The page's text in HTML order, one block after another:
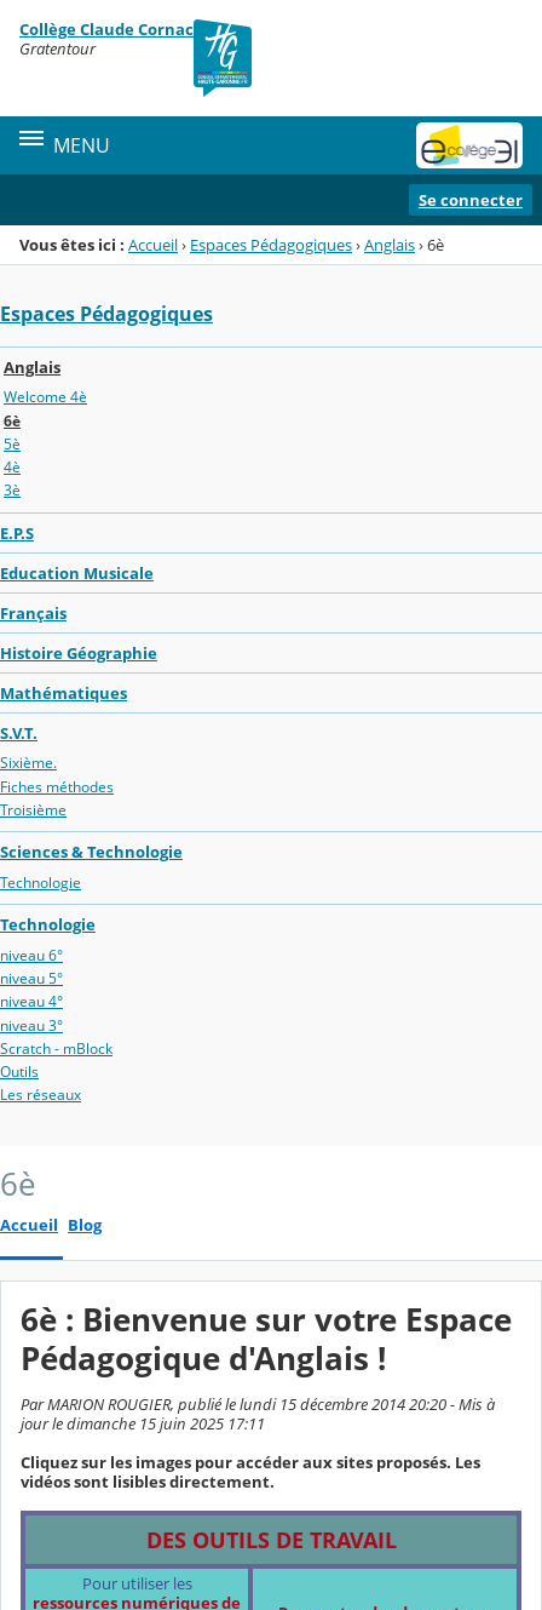
Menu de la rubrique
Contenu
Collège Claude Cornac
Gratentour
MENU
Se connecter
Vous êtes ici : Accueil› Espaces Pédagogiques›Anglais›6è
Espaces Pédagogiques
Anglais
Welcome 4è
6è
5è
4è
3è
E.P.S
Education Musicale
Français
Histoire Géographie
Mathématiques
S.V.T.
Sixième.
Fiches méthodes
Troisième
Sciences & Technologie
Technologie
Technologie
niveau 6°
niveau 5°
niveau 4°
niveau 3°
Scratch - mBlock
Outils
Les réseaux
6è
Accueil Blog
6è : Bienvenue sur votre Espace
Pédagogique d'Anglais !
Par MARION ROUGIER, publié le lundi 15 décembre 2014 20:20 - Mis à
jour le dimanche 15 juin 2025 17:11
Cliquez sur les images pour accéder aux sites proposés. Les
vidéos sont lisibles directement.
DES OUTILS DE TRAVAIL
Pour utiliser les
ressources numériques de